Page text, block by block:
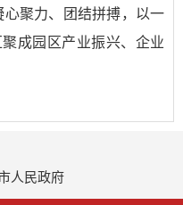
聚力、团结拼搏，以一
成园区产业振兴、企业
人民政府